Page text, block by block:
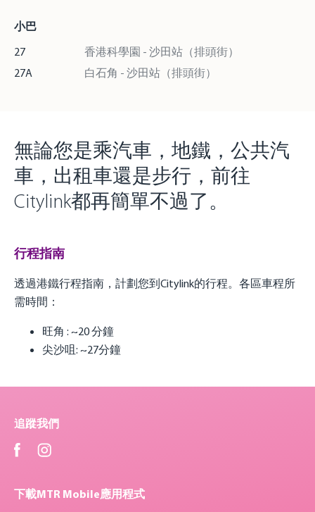
小巴
27
香港科學園 - 沙田站（排頭街）
27A
白石角 - 沙田站（排頭街）
無論您是乘汽車，地鐵，公共汽
車，出租車還是步行，前往
Citylink都再簡單不過了。
行程指南
透過港鐵行程指南，計劃您到Citylink的行程。各區車程所
需時間：
旺角 : ~20 分鐘
尖沙咀: ~27分鐘
追蹤我們
下載MTR Mobile應用程式